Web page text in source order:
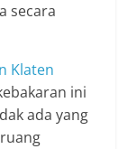
secara
Klaten
ini
ada yang